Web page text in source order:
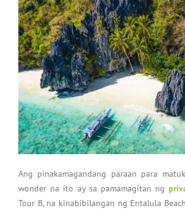
Ang pinakamagandang paraan para
wonder na ito ay sa pamamagitan ng
Tour B, na kinabibilangan ng Entalula